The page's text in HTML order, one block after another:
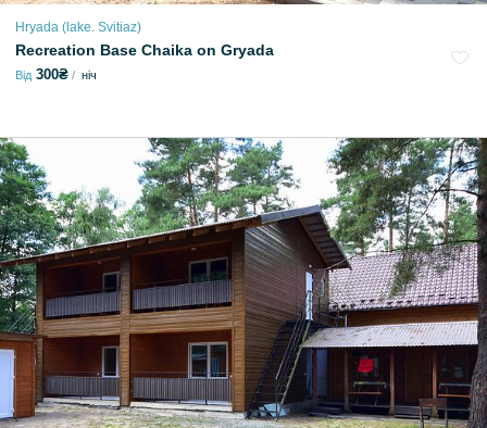
Hryada (lake. Svitiaz)
Recreation Base Chaika on Gryada
Від 300₴ ніч